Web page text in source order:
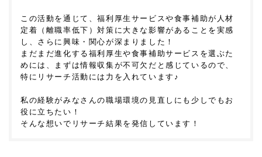
この活動を通じて、福利厚生サービスや食事補助が人材
定着（離職率低下）対策に大きな影響があることを実感
し、さらに興味・関心が深まりました！
まだまだ進化する福利厚生や食事補助サービスを選ぶた
めには、まずは情報収集が不可欠だと感じているので、
特にリサーチ活動には力を入れています♪
私の経験がみなさんの職場環境の見直しにも少しでもお
役に立ちたい！
そんな想いでリサーチ結果を発信しています！